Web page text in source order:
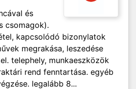
és
csomagok).
kapcsolódó bizonylatok
megrakása, leszedése
telephely, munkaeszközök
rend fenntartása. egyéb
legalább 8...